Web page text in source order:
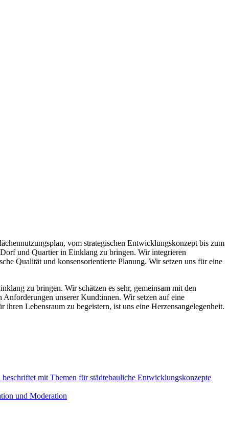
vom strategischen Entwicklungskonzept bis zum
und Quartier in Einklang zu bringen. Wir integrieren
Qualität und konsensorientierte Planung. Wir setzen uns für eine
zu bringen. Wir schätzen es sehr, gemeinsam mit den
unserer Kund:innen. Wir setzen auf eine
Lebensraum zu begeistern, ist uns eine Herzensangelegenheit.
und Moderation